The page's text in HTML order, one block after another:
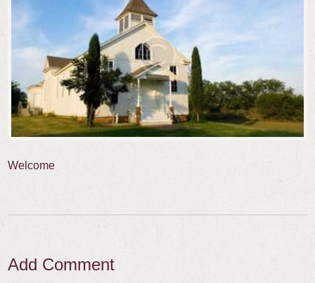
Welcome
Add Comment